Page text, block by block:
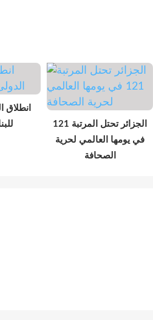
انطلاق
الجزائر تحتل المرتبة 121
في يومها العالمي لحرية
الصحافة